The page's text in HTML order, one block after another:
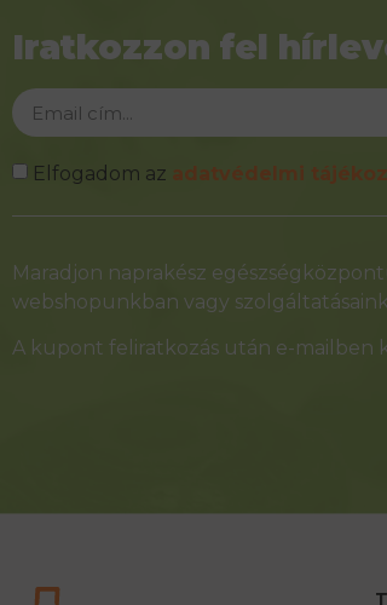
Iratkozzon fel
Elfogadom az
Alternative:
Maradjon naprakész
webshopunkban vagy
A kupont feliratkozás után e-